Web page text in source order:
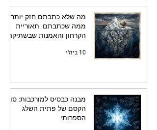
מה שלא כתבתם חזק יותר
ממה שכתבתם: תאוריית
הקרחון והאמנות שבשתיקה
10 ביולי
מבנה כבסיס למורכבות: סוד
הקסם של פתית השלג
הספרותי